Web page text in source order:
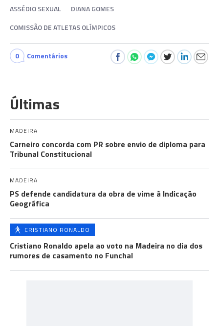
ASSÉDIO SEXUAL
DIANA GOMES
COMISSÃO DE ATLETAS OLÍMPICOS
0 Comentários
Últimas
MADEIRA
Carneiro concorda com PR sobre envio de diploma para
Tribunal Constitucional
MADEIRA
PS defende candidatura da obra de vime à Indicação
Geográfica
CRISTIANO RONALDO
Cristiano Ronaldo apela ao voto na Madeira no dia dos
rumores de casamento no Funchal